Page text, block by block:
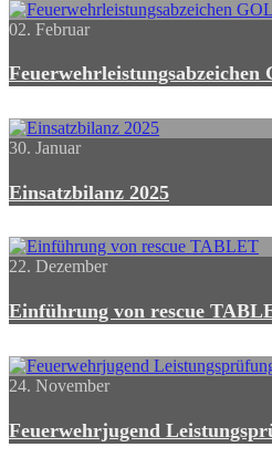
02. Februar
Feuerwehrleistungsabzeichen
30. Januar
Einsatzbilanz 2025
22. Dezember
Einführung von rescue
24. November
Feuerwehrjugend